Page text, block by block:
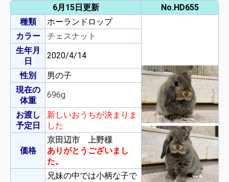
6月15日更新
No.HD655
種類
ホーランドロップ
カラー
チェスナット
生年月
日
2020/4/14
性別
男の子
現在の
体重
696g
お渡し
予定日
新しいおうちが決まりま
した
価格
京田辺市 上野様
ありがとうございまし
た。
兄妹の中では小柄な子で